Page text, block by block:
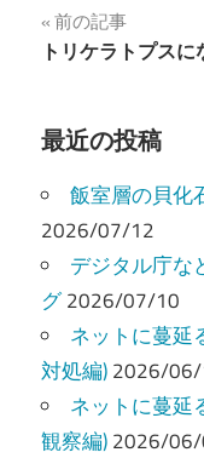
投
稿
ナ
ビ
ゲ
ー
シ
ョ
ン
前の記事
トリケラトプス
最近の投稿
飯室層の貝化
2026/07/12
デジタル庁な
グ2026/07/10
ネットに蔓延
対処編)2026/
ネットに蔓延
観察編)2026/